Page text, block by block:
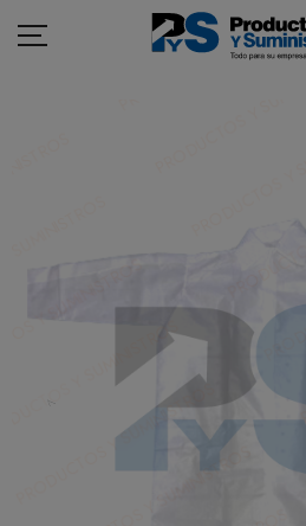
SEGURIDAD INDUSTRIAL